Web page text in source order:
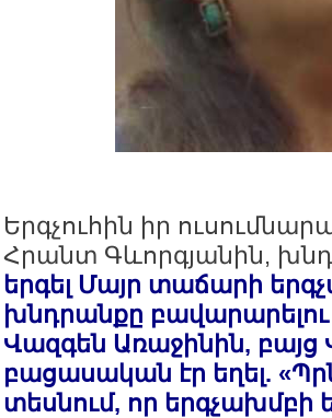
Երգչուհին իր
Հրանտ Գևորգյանին,
երգել Մայր տաճարի
խնդրանքը
Վազգեն Առաջինին,
բացասական էր եղել.
տեսնում, որ երգչախմբի